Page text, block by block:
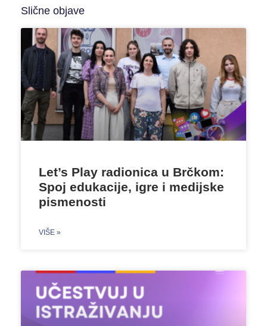
Slične objave
Let’s Play radionica u Brčkom:
Spoj edukacije, igre i medijske
pismenosti
VIŠE »